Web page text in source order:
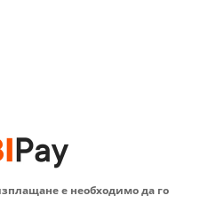
е необходимо да го